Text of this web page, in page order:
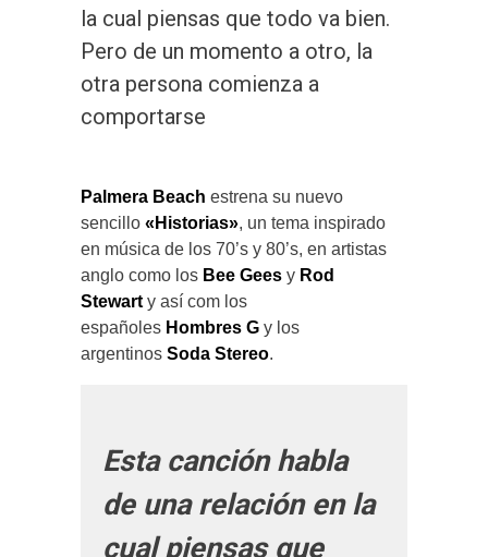
la cual piensas que todo va bien.
Pero de un momento a otro, la
otra persona comienza a
comportarse
Palmera Beach estrena su nuevo
sencillo «Historias», un tema inspirado
en música de los 70’s y 80’s, en artistas
anglo como los Bee Gees y Rod
Stewart y así com los
españoles Hombres G y los
argentinos Soda Stereo.
Esta canción habla
de una relación en la
cual piensas que